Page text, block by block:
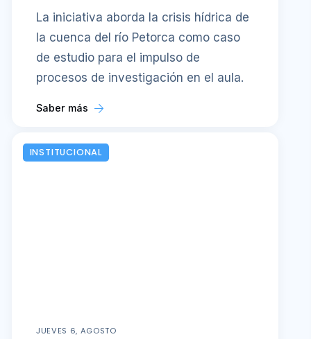
La iniciativa aborda la crisis hídrica de
la cuenca del río Petorca como caso
de estudio para el impulso de
procesos de investigación en el aula.
Saber más
INSTITUCIONAL
JUEVES 6, AGOSTO